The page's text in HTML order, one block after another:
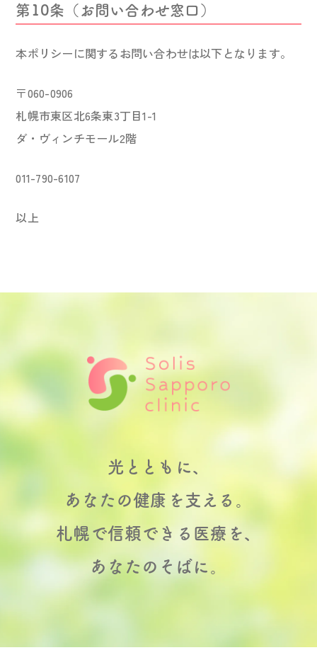
第10条（お問い合わせ窓口）
本ポリシーに関するお問い合わせは以下となります。
〒060-0906
札幌市東区北6条東3丁目1-1
ダ・ヴィンチモール2階
011-790-6107
以上
光とともに、
あなたの健康を支える。
札幌で信頼できる医療を、
あなたのそばに。